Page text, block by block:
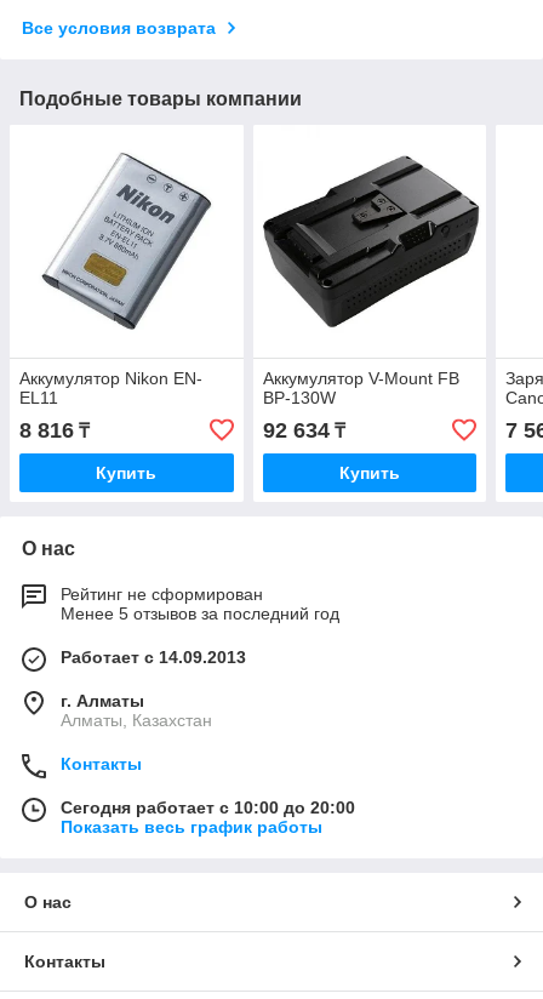
Все условия возврата
Подобные товары компании
Аккумулятор Nikon EN-
EL11
8 816 ₸
Купить
Аккумулятор V-Mount FB
BP-130W
92 634₸
Купить
7
О нас
Рейтинг не сформирован
Менее 5 отзывов за последний год
Работает с 14.09.2013
г. Алматы
Алматы, Казахстан
Контакты
Сегодня работает с 10:00 до 20:00
Показать весь график работы
О нас
Контакты